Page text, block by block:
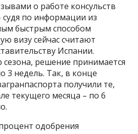
о работе консульств
судя по информации из
быстрым способом
визу сейчас считают
Испании.
сезона, решение принимается
3 недель. Так, в конце
получили те,
текущего месяца – по 6
одобрения